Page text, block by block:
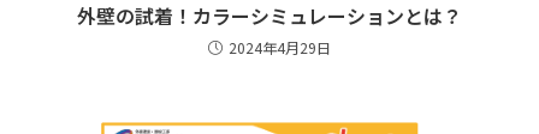
外壁の試着！カラーシミュレーションとは？
2024年4月29日